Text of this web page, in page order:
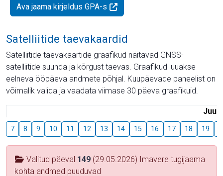
Ava jaama kirjeldus GPA-s
Satelliitide taevakaardid
Satelliitide taevakaartide graafikud näitavad GNSS-
satelliitide suunda ja kõrgust taevas. Graafikud luuakse
eelneva ööpäeva andmete põhjal. Kuupäevade paneelist on
võimalik valida ja vaadata viimase 30 päeva graafikuid.
Juuli
7 8 9 10 11 12 13 14 15 16 17 18 19
Valitud päeval 149 (29.05.2026) Imavere tugijaama
kohta andmed puuduvad